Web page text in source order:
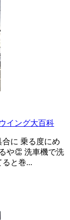
イング大百科
に 乗る度にめ
や👏 洗車機で洗
と巻...